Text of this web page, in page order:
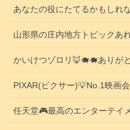
あなたの役にたてるかもしれ
山形県の庄内地方トピックあ
かいけつゾロリ🦊🐗🐗ありが
PIXAR(ピクサー)💡No.1映画
任天堂🎮️最高のエンターテイ